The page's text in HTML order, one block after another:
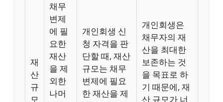
재
산
규
모
채무
변제
에 필
요한
재산
을 제
외한
나머
개인회생 신
청 자격을 판
단할 때, 재산
규모는 채무
변제에 필요
한 재산을 제
개인회생은
채무자의 재
산을 최대한
보존하는 것
을 목표로 하
기 때문에, 재
산 규모가 너